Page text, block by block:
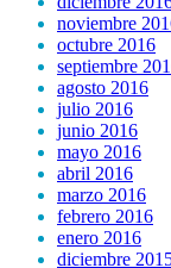
noviembre
octubre 2016
septiembre
agosto 2016
julio 2016
junio 2016
mayo 2016
abril 2016
marzo 2016
febrero 2016
enero 2016
diciembre